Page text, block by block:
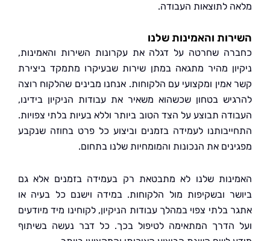
לתוצאות העבודה.
והאמינות שלנו
שחרטה על דגלה את עקרונות השירות והאמינות,
מהיר מתגאה במתן שירות שבעיקרו מתמקד ביצירת
ומקצועי עם הלקוחות. אנחנו מבינים שהלקוח רוצה
בטחון שכשהוא משאיר את עבודות הניקיון בידינו,
תבוצע על הצד הטוב ביותר וללא בעיות בלתי צפויות.
לעמידה בזמנים וביצוע כל פרט בחוזה שנקבע
את הנכונות והמומחיות שלנו בתחום.
שלנו לא מתבטאת רק בעמידה בזמנים אלא גם
ובשקיפות מול הלקוחות. במידה וישנם כל בעיה או
בלתי צפוי במהלך עבודות הניקיון, לקוחינו מיד מיודעים
הדרך המתאימה לטיפול בכך. כל דבר נעשה בשיתוף